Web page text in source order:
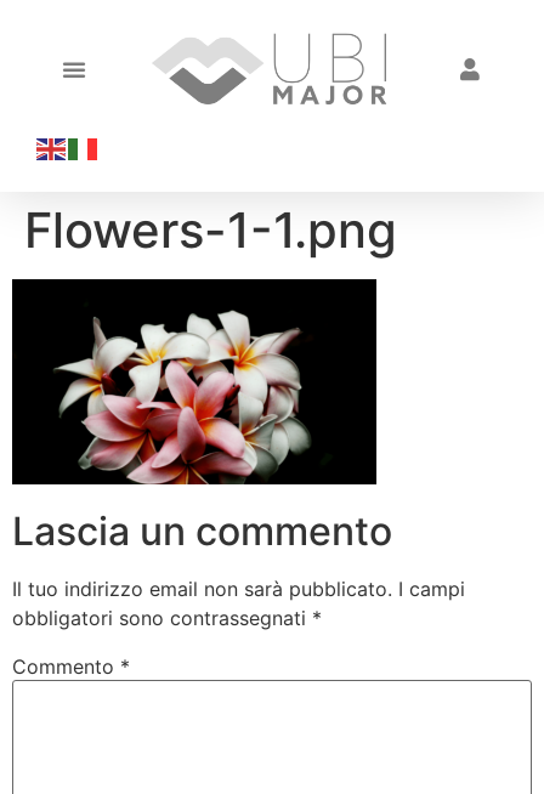
Flowers-1-1.png
Lascia un commento
Il tuo indirizzo email non sarà pubblicato. I campi
obbligatori sono contrassegnati *
Commento *